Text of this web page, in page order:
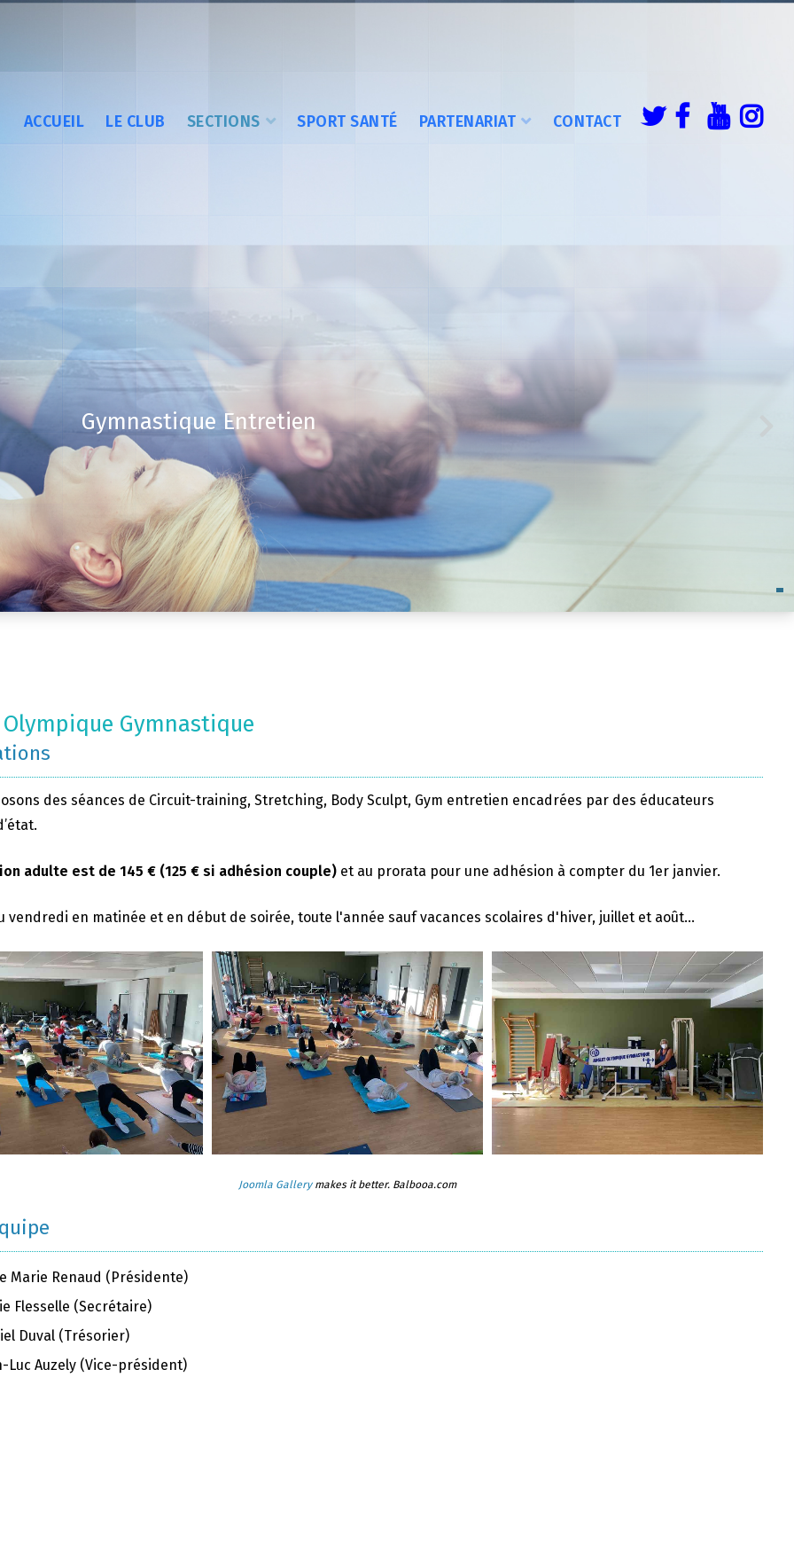
ACCUEIL LE CLUB SECTIONS SPORT SANTÉ PARTENARIAT CONTACT
Gymnastique Entretien
Gymnastique
des séances de Circuit-training, Stretching, Body Sculpt, Gym entretien encadrées par des éducateurs
adulte est de 145 € (125 € si adhésion couple) et au prorata pour une adhésion à compter du 1er janvier.
vendredi en matinée et en début de soirée, toute l'année sauf vacances scolaires d'hiver, juillet et août...
Joomla Gallerymakes it better. Balbooa.com
Marie Renaud (Présidente)
Flesselle (Secrétaire)
Duval (Trésorier)
Luc Auzely (Vice-président)